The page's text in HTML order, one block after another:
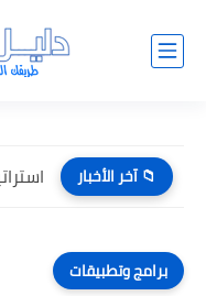
📁 آخر الأخبار
برامج وتطبيقات